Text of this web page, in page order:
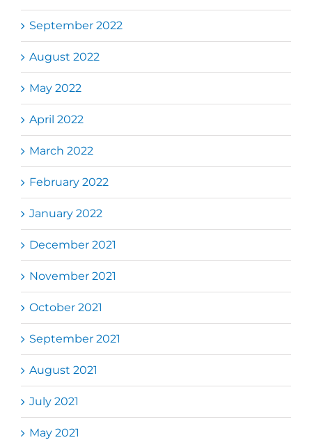
September 2022
August 2022
May 2022
April 2022
March 2022
February 2022
January 2022
December 2021
November 2021
October 2021
September 2021
August 2021
July 2021
May 2021